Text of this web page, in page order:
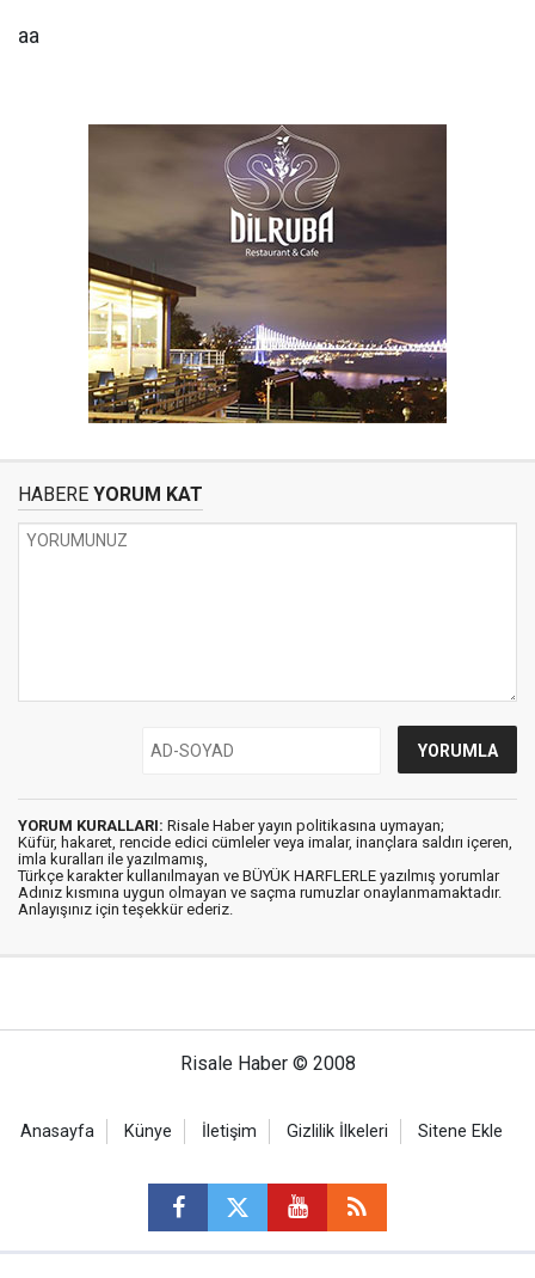
aa
HABERE YORUM KAT
YORUM KURALLARI: Risale Haber yayın politikasına uymayan;
Küfür, hakaret, rencide edici cümleler veya imalar, inançlara saldırı içeren,
imla kuralları ile yazılmamış,
Türkçe karakter kullanılmayan ve BÜYÜK HARFLERLE yazılmış yorumlar
Adınız kısmına uygun olmayan ve saçma rumuzlar onaylanmamaktadır.
Anlayışınız için teşekkür ederiz.
Risale Haber © 2008
Anasayfa Künye İletişim Gizlilik İlkeleri Sitene Ekle